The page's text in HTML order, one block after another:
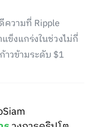
วามที่ Ripple
ข็งแกร่งในช่วงไม่กี่
วข้ามระดับ $1